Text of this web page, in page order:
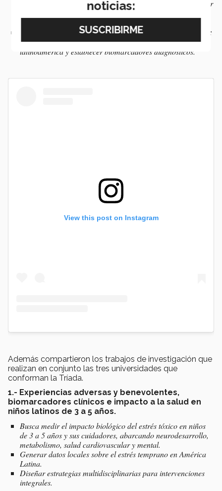
atención a las infancias:con el fin de sensibilizar y capacitar
a servidores públicos sobre la importancia de la primera
Línea de investigación en experiencias adversas tempranas:
para determinar la prevalencia de eventos adversos en
latinoamérica y establecer biomarcadores diagnósticos.
View this post on Instagram
Además compartieron los trabajos de investigación que
realizan en conjunto las tres universidades que
conforman la Tríada.
1.- Experiencias adversas y benevolentes,
biomarcadores clínicos e impacto a la salud en
niños latinos de 3 a 5 años.
Busca medir el impacto biológico del estrés tóxico en niños
de 3 a 5 años y sus cuidadores, abarcando neurodesarrollo,
metabolismo, salud cardiovascular y mental.
Generar datos locales sobre el estrés temprano en América
Latina.
Diseñar estrategias multidisciplinarias para intervenciones
integrales.
noticias: